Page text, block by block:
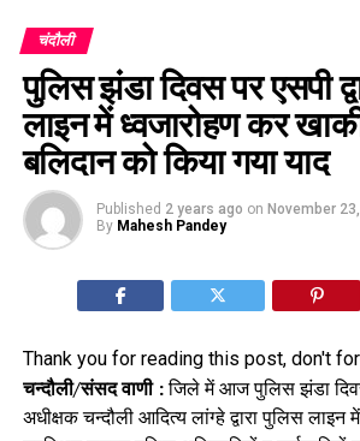
चंदौली
पुलिस झंडा दिवस पर एसपी
लाइन में ध्वजारोहण कर
बलिदान को किया गया याद
Published 2 years ago on November
By Mahesh Pandey
Thank you for reading this post, don't
चन्दौली/संसद वाणी :जिले में आज पुलिस झंडा
अधीक्षक चन्दौली आदित्य लांग्हे द्वारा पुलिस लाइन